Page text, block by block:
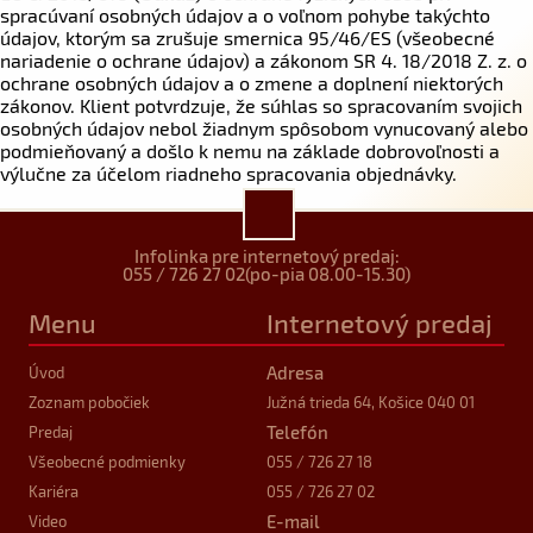
spracúvaní osobných údajov a o voľnom pohybe takýchto
údajov, ktorým sa zrušuje smernica 95/46/ES (všeobecné
nariadenie o ochrane údajov) a zákonom SR 4. 18/2018 Z. z. o
ochrane osobných údajov a o zmene a doplnení niektorých
zákonov. Klient potvrdzuje, že súhlas so spracovaním svojich
osobných údajov nebol žiadnym spôsobom vynucovaný alebo
podmieňovaný a došlo k nemu na základe dobrovoľnosti a
výlučne za účelom riadneho spracovania objednávky.
Infolinka pre internetový predaj:
055 / 726 27 02(po-pia 08.00-15.30)
Menu
Úvod
Zoznam pobočiek
Predaj
Všeobecné podmienky
Kariéra
Video
Internetový predaj
Adresa
Južná trieda 64, Košice 040 01
Telefón
055 / 726 27 18
055 / 726 27 02
E-mail